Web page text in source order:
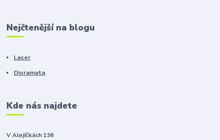
Nejčtenější na blogu
Laser
Dioramata
Kde nás najdete
V Alejíčkách 136